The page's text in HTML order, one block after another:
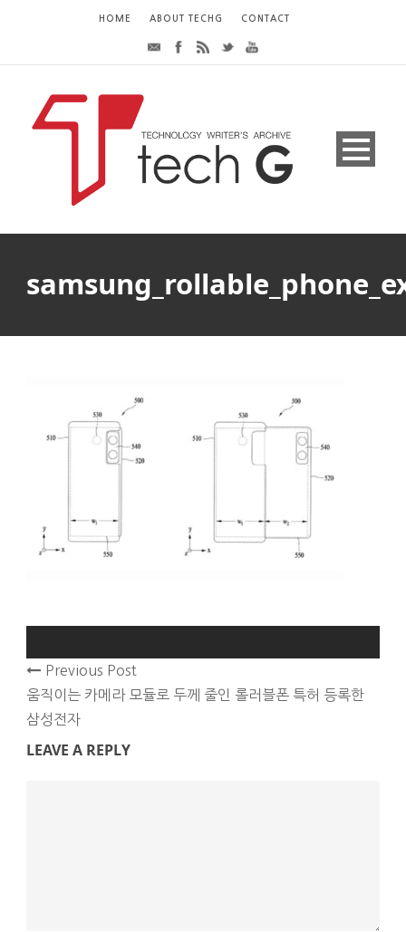
HOME ABOUT TECHG CONTACT
Previous Post
움직이는 카메라 모듈로 두께 줄인 롤러블폰 특허 등록한
삼성전자
LEAVE A REPLY